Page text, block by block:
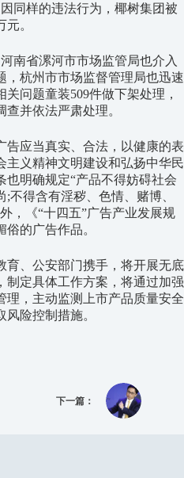
同样的违法行为，椰树集团被
。
南省漯河市市场监管局也介入
，杭州市市场监督管理局也迅速
问题童装509件做下架处理，
并依法严肃处理。
告应当真实、合法，以健康的表
主义精神文明建设和弘扬中华民
明确规定“产品不得妨碍社会
不得含有淫秽、色情、赌博、
，《“十四五”广告产业发展规
的广告作品。
育、公安部门携手，将开展无底
制定具体工作方案，将通过加强
理，主动监测上市产品质量安全
险控制措施。
下一篇：